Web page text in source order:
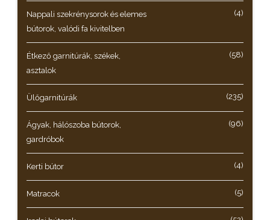
Nappali szekrénysorok és elemes
bútorok, valódi fa kivitelben
(4)
Étkező garnitúrák, székek,
asztalok
(58)
Ülőgarnitúrák (235)
Ágyak, hálószoba bútorok,
gardróbok
(96)
Kerti bútor (4)
Matracok (5)